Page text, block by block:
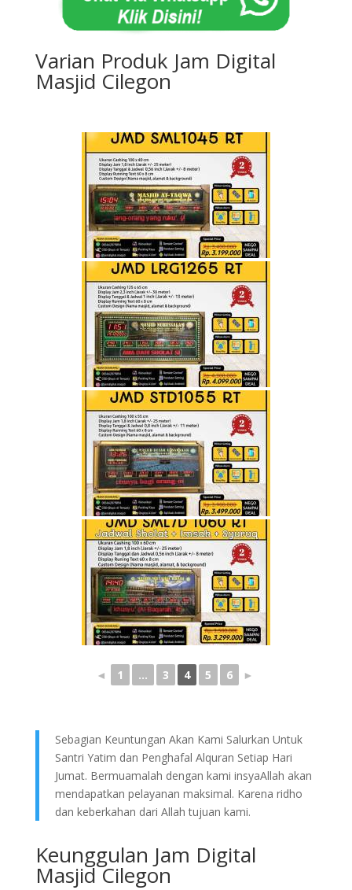
Varian Produk Jam Digital
Masjid Cilegon
◄ 1 ... 3 4 5 6 ►
Sebagian Keuntungan Akan Kami Salurkan Untuk
Santri Yatim dan Penghafal Alquran Setiap Hari
Jumat. Bermuamalah dengan kami insyaAllah akan
mendapatkan pelayanan maksimal. Karena ridho
dan keberkahan dari Allah tujuan kami.
Keunggulan Jam Digital
Masjid Cilegon